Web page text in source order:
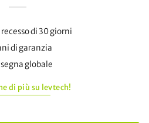
di 30 giorni
di garanzia
globale
di più su levtech!